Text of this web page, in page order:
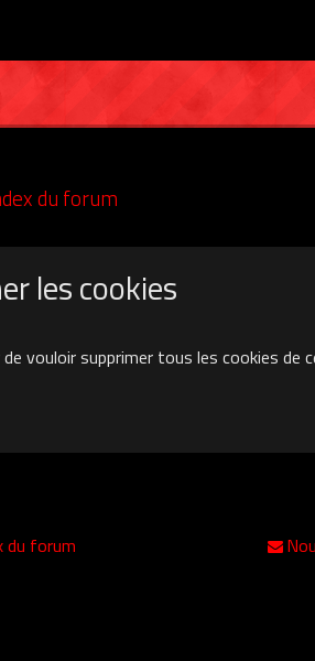
du forum
les cookies
vouloir supprimer tous les cookies de
du forum